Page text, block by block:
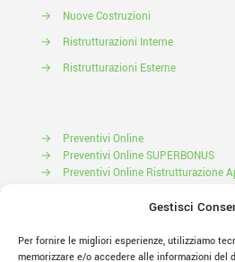
Gestisci
Per fornire le migliori esperienze, utilizziamo
memorizzare e/o accedere alle informazioni del
→
Nuove Costruzioni
→
Ristrutturazioni Interne
→
Ristrutturazioni Esterne
→
Preventivi Online
→
Preventivi Online SUPERBONUS
→
Preventivi Online Ristrutturazione
Prenota il tuo Sopralluogo